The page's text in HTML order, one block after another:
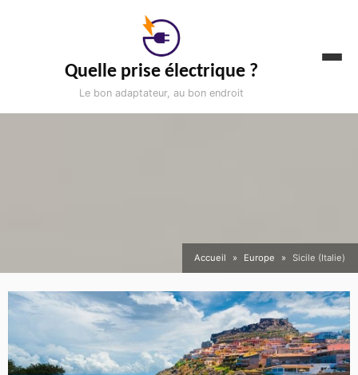
Quelle prise électrique ?
Le bon adaptateur, au bon endroit
Accueil Europe Sicile (Italie)